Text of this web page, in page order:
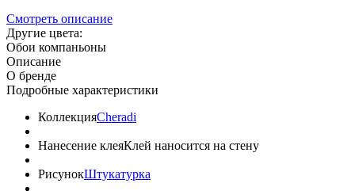
Смотреть описание
Другие цвета:
Обои компаньоны
Описание
О бренде
Подробные характеристики
КоллекцияCheradi
Нанесение клеяКлей наносится на стену
РисунокШтукатурка